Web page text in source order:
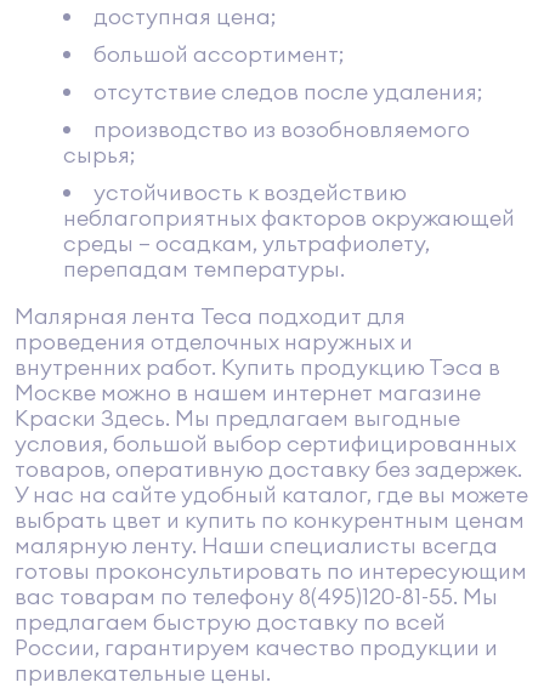
доступная цена;
большой ассортимент;
отсутствие следов после удаления;
производство из возобновляемого
сырья;
устойчивость к воздействию
неблагоприятных факторов окружающей
среды – осадкам, ультрафиолету,
перепадам температуры.
Mалярная лента Teca подходит для
проведения отделочных наружных и
внутренних работ. Купить продукцию Тэса в
Москве можно в нашем интернет магазине
Краски Здесь. Мы предлагаем выгодные
условия, большой выбор сертифицированных
товаров, оперативную доставку без задержек.
У нас на сайте удобный каталог, где вы можете
выбрать цвет и купить по конкурентным ценам
малярную ленту. Наши специалисты всегда
готовы проконсультировать по интересующим
вас товарам по телефону 8(495)120-81-55. Мы
предлагаем быструю доставку по всей
России, гарантируем качество продукции и
привлекательные цены.